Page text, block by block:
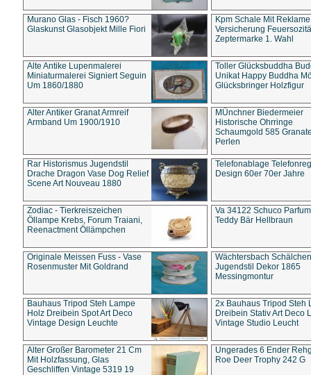
Murano Glas - Fisch 1960?
Glaskunst Glasobjekt Mille Fiori
Kpm Schale Mit Reklame
Versicherung
Zeptermarke 1. Wahl
Alte Antike Lupenmalerei
Miniaturmalerei Signiert Seguin
Um 1860/1880
Toller Glücksbuddha
Unikat Happy Buddha
Glücksbringer Holzfigur
Alter Antiker Granat Armreif
Armband Um 1900/1910
MÜnchner Biedermeier
Historische Ohrringe
Schaumgold 585
Perlen
Rar Historismus Jugendstil
Drache Dragon Vase Dog Relief
Scene Art Nouveau 1880
Telefonablage
Design 60er 70er Jahre
Zodiac - Tierkreiszeichen
Öllampe Krebs, Forum Traiani,
Reenactment Öllämpchen
Va 34122 Schuco
Teddy Bär Hellbraun
Originale Meissen Fuss - Vase
Rosenmuster Mit Goldrand
Wächtersbach Schälchen
Jugendstil Dekor 1865
Messingmontur
Bauhaus Tripod Steh Lampe
Holz Dreibein Spot Art Deco
Vintage Design Leuchte
2x Bauhaus Tripod Steh
Dreibein Stativ Art Deco
Vintage Studio Leucht
Alter Großer Barometer 21 Cm
Mit Holzfassung, Glas
Geschliffen Vintage 5319 19
Ungerades 6 Ender
Roe Deer Trophy 242 G